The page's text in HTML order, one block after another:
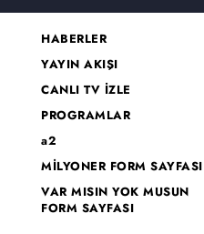
HABERLER
YAYIN AKIŞI
CANLI TV İZLE
PROGRAMLAR
a2
MİLYONER FORM SAYFASI
VAR MISIN YOK MUSUN
FORM SAYFASI